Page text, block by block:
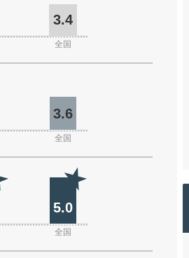
3.4
全国
3.6
全国
5.0
全国